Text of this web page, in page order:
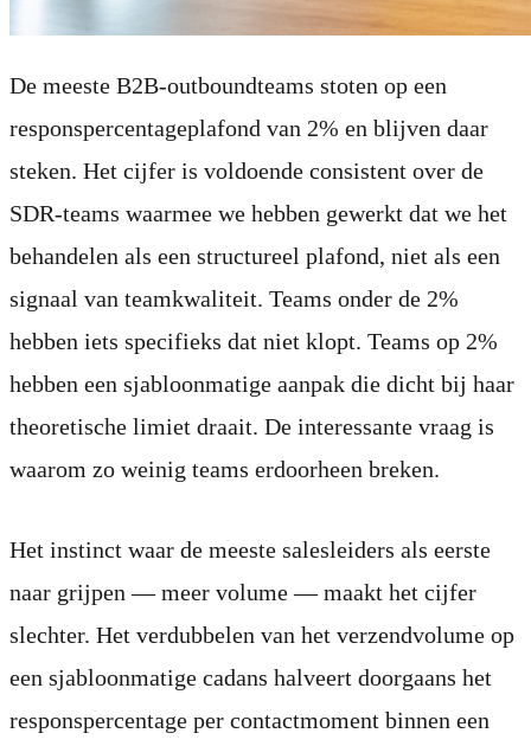
De meeste B2B-outboundteams stoten op een
responspercentageplafond van 2% en blijven daar
steken. Het cijfer is voldoende consistent over de
SDR-teams waarmee we hebben gewerkt dat we het
behandelen als een structureel plafond, niet als een
signaal van teamkwaliteit. Teams onder de 2%
hebben iets specifieks dat niet klopt. Teams op 2%
hebben een sjabloonmatige aanpak die dicht bij haar
theoretische limiet draait. De interessante vraag is
waarom zo weinig teams erdoorheen breken.
Het instinct waar de meeste salesleiders als eerste
naar grijpen — meer volume — maakt het cijfer
slechter. Het verdubbelen van het verzendvolume op
een sjabloonmatige cadans halveert doorgaans het
responspercentage per contactmoment binnen een